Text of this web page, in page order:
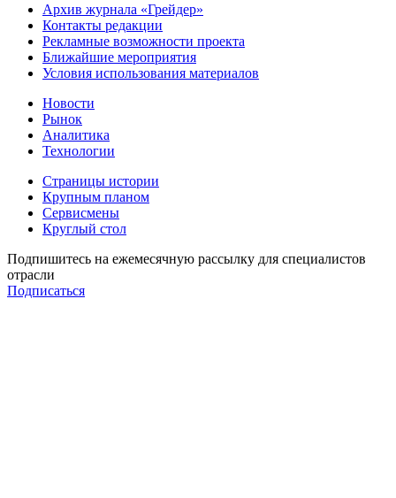
Архив журнала «Грейдер»
Контакты редакции
Рекламные возможности проекта
Ближайшие мероприятия
Условия использования материалов
Новости
Рынок
Аналитика
Технологии
Страницы истории
Крупным планом
Сервисмены
Круглый стол
Подпишитесь на ежемесячную рассылку для специалистов
отрасли
Подписаться